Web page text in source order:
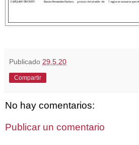
Publicado 29.5.20
Compartir
No hay comentarios:
Publicar un comentario